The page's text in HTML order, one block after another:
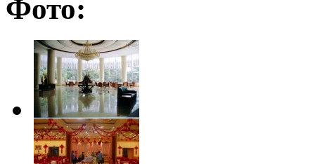
Фото: